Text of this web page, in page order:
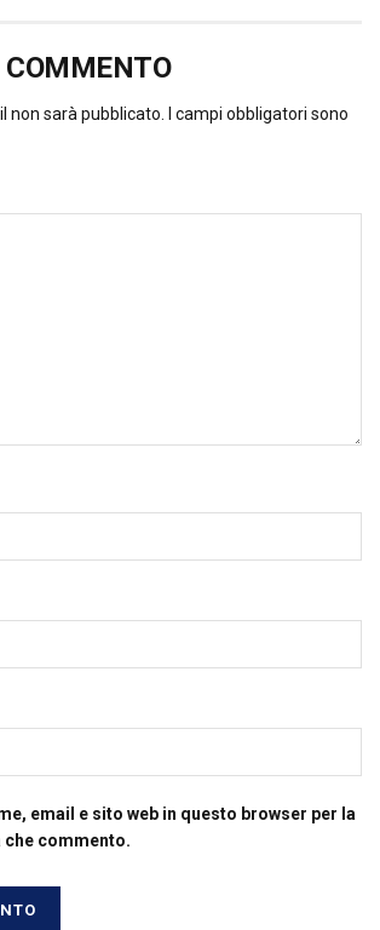
COMMENTO
non sarà pubblicato.
I campi obbligatori sono
email e sito web in questo browser per la
commento.